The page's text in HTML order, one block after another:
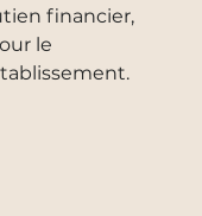
financier,
le